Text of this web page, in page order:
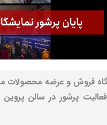
فروش و عرضه
پرشور در سالن پروین